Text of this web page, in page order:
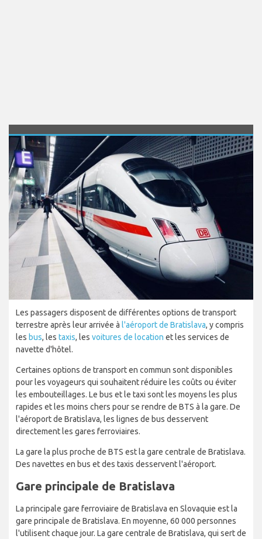
Les passagers disposent de différentes options de transport
terrestre après leur arrivée à l'aéroport de Bratislava, y compris
les bus, les taxis, les voitures de location et les services de
navette d'hôtel.
Certaines options de transport en commun sont disponibles
pour les voyageurs qui souhaitent réduire les coûts ou éviter
les embouteillages. Le bus et le taxi sont les moyens les plus
rapides et les moins chers pour se rendre de BTS à la gare. De
l'aéroport de Bratislava, les lignes de bus desservent
directement les gares ferroviaires.
La gare la plus proche de BTS est la gare centrale de Bratislava.
Des navettes en bus et des taxis desservent l'aéroport.
Gare principale de Bratislava
La principale gare ferroviaire de Bratislava en Slovaquie est la
gare principale de Bratislava. En moyenne, 60 000 personnes
l'utilisent chaque jour. La gare centrale de Bratislava, qui sert de